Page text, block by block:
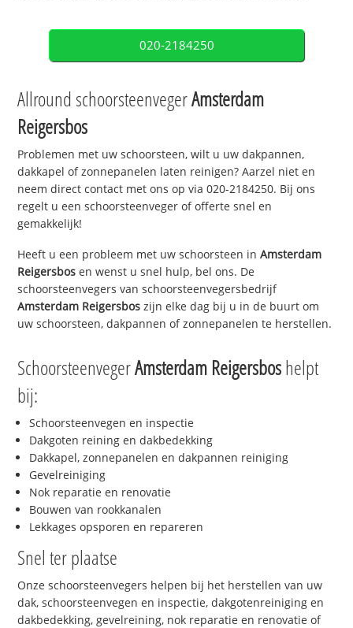
020-2184250
Allround schoorsteenvegerAmsterdam
Reigersbos
Problemen met uw schoorsteen, wilt u uw dakpannen,
dakkapel of zonnepanelen laten reinigen? Aarzel niet en
neem direct contact met ons op via 020-2184250. Bij ons
regelt u een schoorsteenveger of offerte snel en
gemakkelijk!
Heeft u een probleem met uw schoorsteen inAmsterdam
Reigersbos en wenst u snel hulp, bel ons. De
schoorsteenvegers van schoorsteenvegersbedrijf
Amsterdam Reigersbos zijn elke dag bij u in de buurt om
uw schoorsteen, dakpannen of zonnepanelen te herstellen.
SchoorsteenvegerAmsterdam Reigersboshelpt
bij:
Schoorsteenvegen en inspectie
Dakgoten reining en dakbedekking
Dakkapel, zonnepanelen en dakpannen reiniging
Gevelreiniging
Nok reparatie en renovatie
Bouwen van rookkanalen
Lekkages opsporen en repareren
Snel ter plaatse
Onze schoorsteenvegers helpen bij het herstellen van uw
dak, schoorsteenvegen en inspectie, dakgotenreiniging en
dakbedekking, gevelreining, nok reparatie en renovatie of